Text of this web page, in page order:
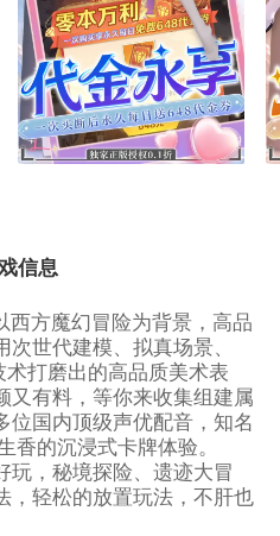
信息
西方魔幻冒险为背景，高品
世代建模、拟真场景、
术打磨出的高品质美术表
又有料，等你来收集组建属
位国内顶级声优配音，知名
香的沉浸式卡牌体验。
玩，秘境探险、遗迹大冒
，轻松的放置玩法，不肝也